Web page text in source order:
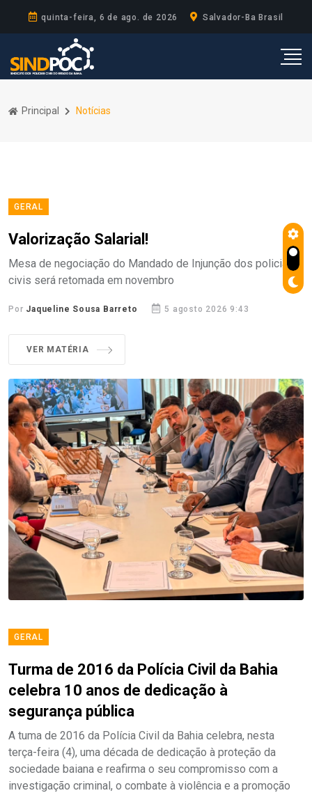
quinta-feira, 6 de ago. de 2026 Salvador-Ba Brasil
Principal Notícias
GERAL
Valorização Salarial!
Mesa de negociação do Mandado de Injunção dos policiais
civis será retomada em novembro
Por Jaqueline Sousa Barreto 5 agosto 2026 9:43
VER MATÉRIA
GERAL
Turma de 2016 da Polícia Civil da Bahia
celebra 10 anos de dedicação à
segurança pública
A tuma de 2016 da Polícia Civil da Bahia celebra, nesta
terça-feira (4), uma década de dedicação à proteção da
sociedade baiana e reafirma o seu compromisso com a
investigação criminal, o combate à violência e a promoção